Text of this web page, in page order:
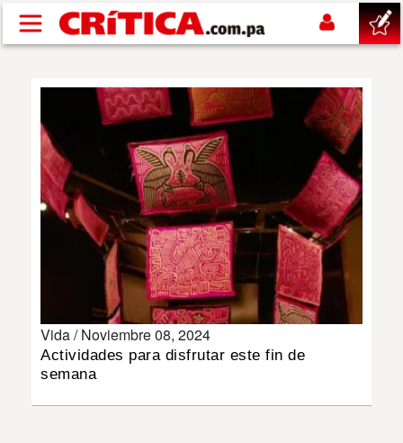
Pasar al contenido principal
SUCESOS
NACIONAL
DEPORTES
Vida /Noviembre 08, 2024
Actividades para disfrutar este fin de
semana